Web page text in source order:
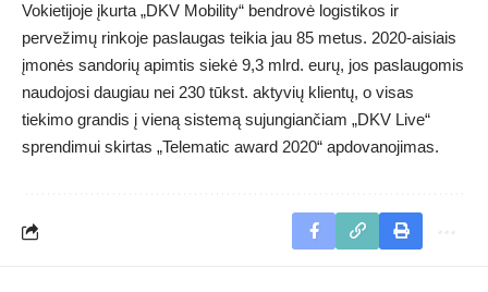
Vokietijoje įkurta „DKV Mobility“ bendrovė logistikos ir
pervežimų rinkoje paslaugas teikia jau 85 metus. 2020-aisiais
įmonės sandorių apimtis siekė 9,3 mlrd. eurų, jos paslaugomis
naudojosi daugiau nei 230 tūkst. aktyvių klientų, o visas
tiekimo grandis į vieną sistemą sujungiančiam „DKV Live“
sprendimui skirtas „Telematic award 2020“ apdovanojimas.